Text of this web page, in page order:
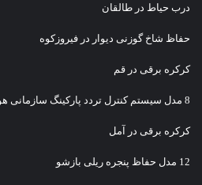
درب حیاط در طالقان
حفاظ شاخ گوزنی دیوار در فیروزکوه
کرکره برقی در قم
8 مدل سیستم کنترل تردد پارکینگ سازمانی هوشمند
کرکره برقی در آمل
12 مدل حفاظ پنجره ریلی بازشو